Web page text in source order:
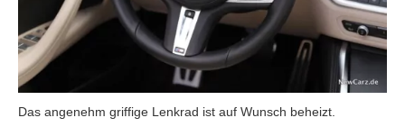
Das angenehm griffige Lenkrad ist auf Wunsch beheizt.